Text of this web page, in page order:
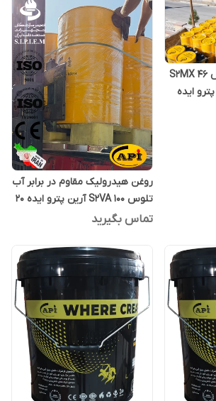
روغن هیدرولیک تلوس S2MX 46
روغن هیدرولیک مقاوم در برابر آب
تلوس S2VA 100 آرین پترو ایده 20
لیتری
تماس بگیرید